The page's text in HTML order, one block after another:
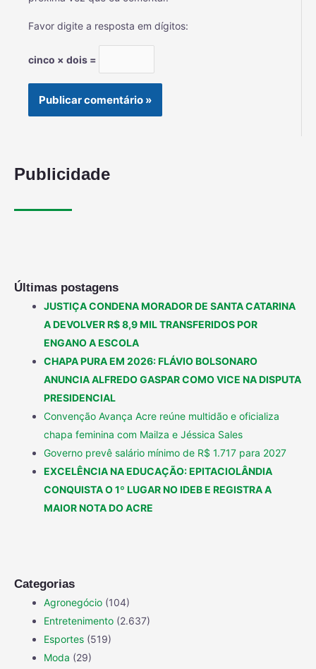
Favor digite a resposta em dígitos:
cinco × dois =
Publicidade
Últimas postagens
JUSTIÇA CONDENA MORADOR DE SANTA CATARINA
A DEVOLVER R$ 8,9 MIL TRANSFERIDOS POR
ENGANO A ESCOLA
CHAPA PURA EM 2026: FLÁVIO BOLSONARO
ANUNCIA ALFREDO GASPAR COMO VICE NA DISPUTA
PRESIDENCIAL
Convenção Avança Acre reúne multidão e oficializa
chapa feminina com Mailza e Jéssica Sales
Governo prevê salário mínimo de R$ 1.717 para 2027
EXCELÊNCIA NA EDUCAÇÃO: EPITACIOLÂNDIA
CONQUISTA O 1º LUGAR NO IDEB E REGISTRA A
MAIOR NOTA DO ACRE
Categorias
Agronegócio (104)
Entretenimento (2.637)
Esportes (519)
Moda (29)